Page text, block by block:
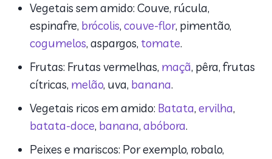
Vegetais sem amido: Couve, rúcula,
espinafre, brócolis,couve-flor, pimentão,
cogumelos, aspargos, tomate.
Frutas: Frutas vermelhas, maçã, pêra, frutas
cítricas, melão, uva, banana.
Vegetais ricos em amido: Batata,ervilha,
batata-doce, banana,abóbora.
Peixes e mariscos: Por exemplo, robalo,